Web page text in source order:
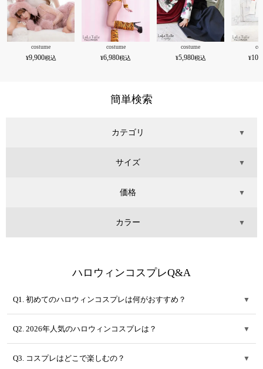
costume
9,900
costume
6,980
costume
5,980
簡単検索
カテゴリ ▼
サイズ ▼
価格 ▼
カラー ▼
ハロウィンコスプレQ&A
Q1. 初めてのハロウィンコスプレは何がおすすめ？ ▼
Q2. 2026年人気のハロウィンコスプレは？ ▼
Q3. コスプレはどこで楽しむの？ ▼